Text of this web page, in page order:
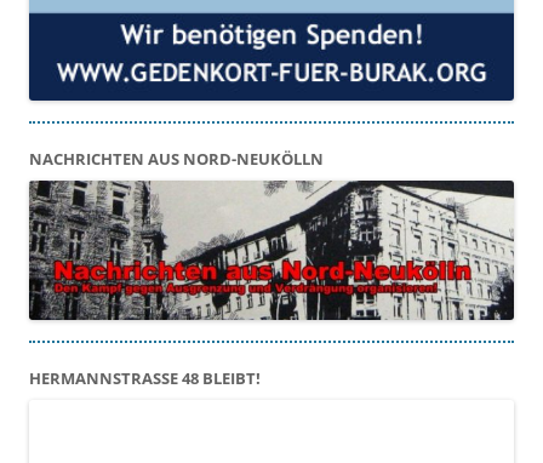
NACHRICHTEN AUS NORD-NEUKÖLLN
HERMANNSTRASSE 48 BLEIBT!